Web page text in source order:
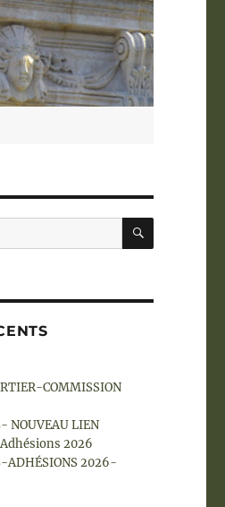
COMMISSION
NOUVEAU LIEN
2026
ADHÉSIONS 2026-